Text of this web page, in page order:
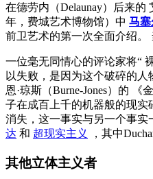
在德劳内（Delaunay）后来的
年，费城艺术博物馆）中 马塞
前卫艺术的第一次全面介绍。
一位毫无同情心的评论家将“
以失败，是因为这个破碎的
恩·琼斯（Burne-Jones）的
《
子在成百上千的机器般的现
消失，这一事实与另一个事实
达 和 超现实主义 ，其中
其他立体主义者